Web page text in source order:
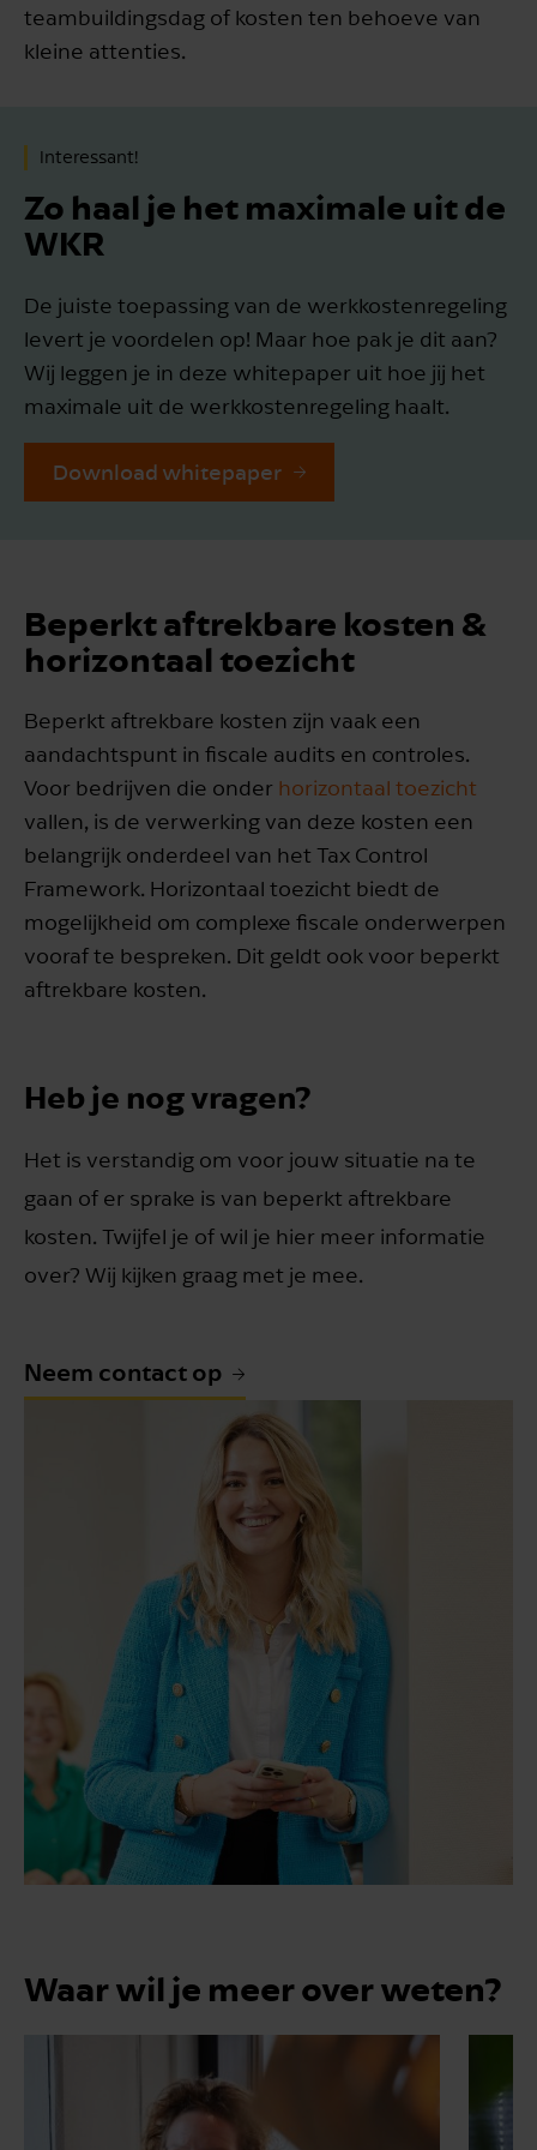
teambuildingsdag of kosten ten behoeve van
kleine attenties.
Interessant!
Zo haal je het maximale uit de
WKR
De juiste toepassing van de werkkostenregeling
levert je voordelen op! Maar hoe pak je dit aan?
Wij leggen je in deze whitepaper uit hoe jij het
maximale uit de werkkostenregeling haalt.
Download whitepaper
Beperkt aftrekbare kosten &
horizontaal toezicht
Beperkt aftrekbare kosten zijn vaak een
aandachtspunt in fiscale audits en controles.
Voor bedrijven die onder horizontaal toezicht
vallen, is de verwerking van deze kosten een
belangrijk onderdeel van het Tax Control
Framework. Horizontaal toezicht biedt de
mogelijkheid om complexe fiscale onderwerpen
vooraf te bespreken. Dit geldt ook voor beperkt
aftrekbare kosten.
Heb je nog vragen?
Het is verstandig om voor jouw situatie na te
gaan of er sprake is van beperkt aftrekbare
kosten. Twijfel je of wil je hier meer informatie
over? Wij kijken graag met je mee.
Neem contact op
Waar wil je meer over weten?